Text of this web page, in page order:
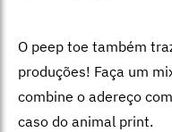
O peep toe também
produções! Faça um
combine o adereço
caso do animal print.